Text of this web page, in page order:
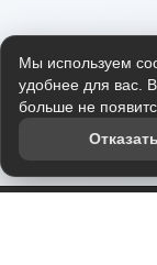
Мы используем
удобнее для вас.
больше не